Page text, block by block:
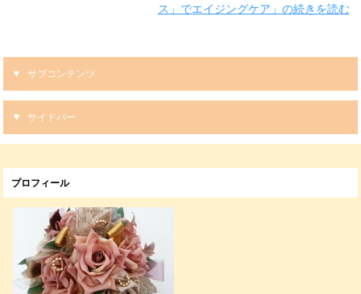
ス」でエイジングケア」の続きを読む
サブコンテンツ
サイドバー
プロフィール